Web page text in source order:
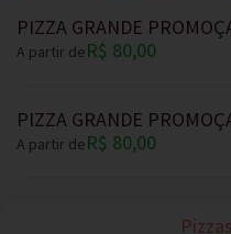
PIZZA GRANDE
A partir deR$ 80,00
PIZZA GRANDE
A partir deR$ 80,00